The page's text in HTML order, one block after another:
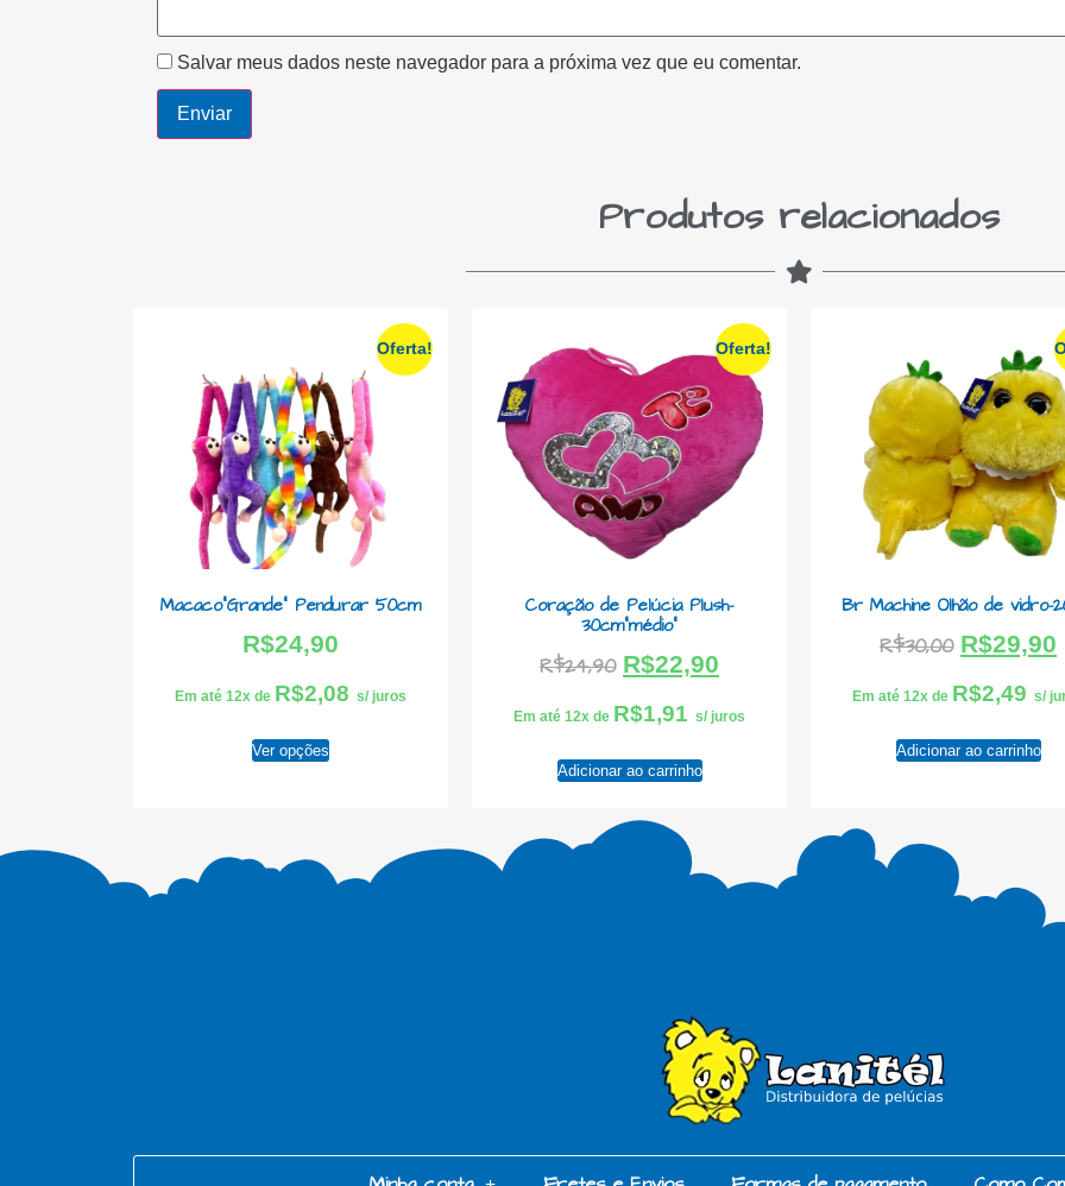
Salvar meus dados neste navegador para a próxima vez que eu comentar.
Produtos relacionados
Oferta!
Macaco”Grande” Pendurar 50cm
R$24,90
Em até 12x de R$2,08 s/ juros
Ver opções
Oferta!
Coração de Pelúcia Plush-
30cm”médio”
R$24,90 R$22,90
Em até 12x de R$1,91 s/ juros
Adicionar ao carrinho
Br Machine Olhão de vidro-
R$30,00 R$29,90
Em até 12x de R$2,49 s/
Adicionar ao carrinho